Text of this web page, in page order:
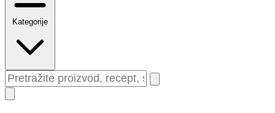
Kategorije